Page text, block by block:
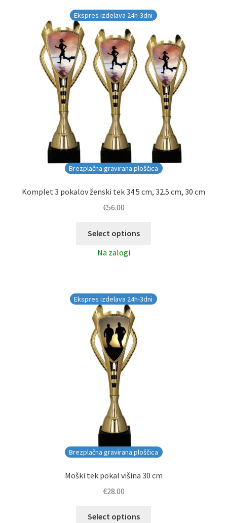
Brezplačna gravirana ploščica
Ekspres izdelava 24h-3dni
Komplet 3 pokalov ženski tek 34.5 cm, 32.5 cm, 30 cm
€56.00
Select options
Na zalogi
Brezplačna gravirana ploščica
Ekspres izdelava 24h-3dni
Moški tek pokal višina 30 cm
€28.00
Select options